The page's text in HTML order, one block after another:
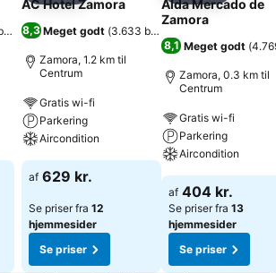
)
AC Hotel Zamora
8,3 Meget godt (3.633 bedømmelser
Zamora, 1.2 km til
Centrum
Gratis wi-fi
Parkering
Aircondition
af 629 kr.
Se priser fra 12
hjemmesider
Se priser
Alda Mercado de
Zamora
8,1 Meget godt (
Zamora, 0.3 km til
Centrum
Gratis wi-fi
Parkering
Aircondition
af 404 kr.
Se priser fra 13
hjemmesider
Se priser